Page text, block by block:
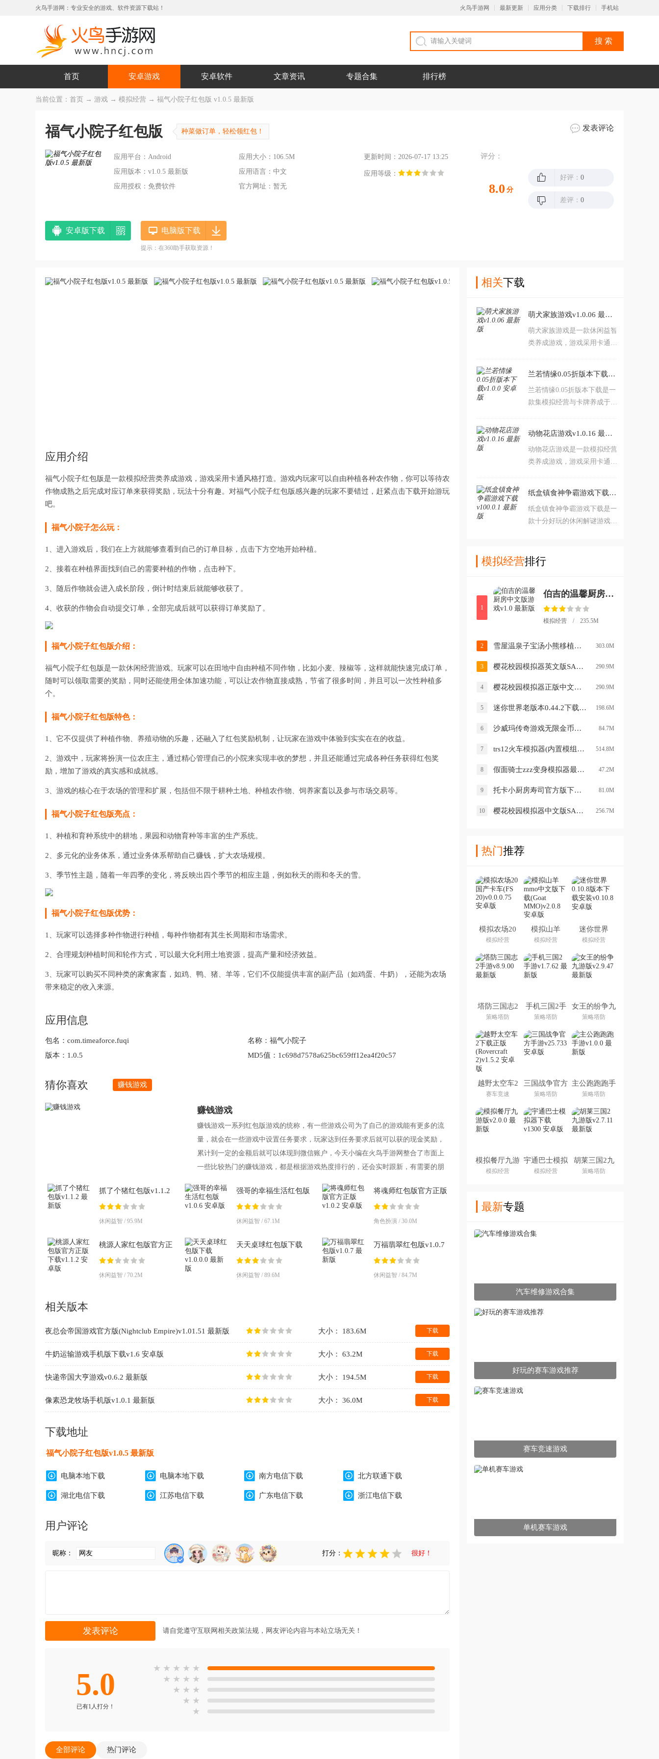
火鸟手游网：专业安全的游戏、软件资源下载站！ 火鸟手游网 最新更新 应用分类 下载排行 手机站
首页 安卓游戏 安卓软件 文章资讯 专题合集 排行榜
当前位置： 首页 → 游戏 → 模拟经营 → 福气小院子红包版 v1.0.5 最新版
福气小院子红包版 种菜做订单，轻松领红包！ 发表评论
应用平台：Android 应用大小：106.5M
更新时间：2026-07-17 13:25
应用版本：v1.0.5 最新版
应用语言：中文
应用等级：
应用授权：免费软件
官方网址：暂无
评分：
8.0 分
好评： 0
差评： 0
安卓版下载 电脑版下载
提示：在360助手获取资源！
应用介绍
福气小院子红包版是一款模拟经营类养成游戏，游戏采用卡通风格打造。游戏内玩家可以自由种植各种农作物，你可以等待农
作物成熟之后完成对应订单来获得奖励，玩法十分有趣。对福气小院子红包版感兴趣的玩家不要错过，赶紧点击下载开始游玩
吧。
福气小院子怎么玩：
1、进入游戏后，我们在上方就能够查看到自己的订单目标，点击下方空地开始种植。
2、接着在种植界面找到自己的需要种植的作物，点击种下。
3、随后作物就会进入成长阶段，倒计时结束后就能够收获了。
4、收获的作物会自动提交订单，全部完成后就可以获得订单奖励了。
福气小院子红包版介绍：
福气小院子红包版是一款休闲经营游戏。玩家可以在⽥地中⾃由种植不同作物，⽐如⼩⻨、辣椒等，这样就能快速完成订单，
随时可以领取需要的奖励，同时还能使⽤全体加速功能，可以让农作物直接成熟，节省了很多时间，并且可以⼀次性种植多
个。
福气小院子红包版特色：
1、它不仅提供了种植作物、养殖动物的乐趣，还融入了红包奖励机制，让玩家在游戏中体验到实实在在的收益。
2、游戏中，玩家将扮演一位农庄主，通过精心管理自己的小院来实现丰收的梦想，并且还能通过完成各种任务获得红包奖
励，增加了游戏的真实感和成就感。
3、游戏的核心在于农场的管理和扩展，包括但不限于耕种土地、种植农作物、饲养家畜以及参与市场交易等。
福气小院子红包版亮点：
1、种植和育种系统中的耕地，果园和动物育种等丰富的生产系统。
2、多元化的业务体系，通过业务体系帮助自己赚钱，扩大农场规模。
3、季节性主题，随着一年四季的变化，将反映出四个季节的相应主题，例如秋天的雨和冬天的雪。
福气小院子红包版优势：
1、玩家可以选择多种作物进行种植，每种作物都有其生长周期和市场需求。
2、合理规划种植时间和轮作方式，可以最大化利用土地资源，提高产量和经济效益。
3、玩家可以购买不同种类的家禽家畜，如鸡、鸭、猪、羊等，它们不仅能提供丰富的副产品（如鸡蛋、牛奶），还能为农场
带来稳定的收入来源。
应用信息
包名： com.timeaforce.fuqi 名称： 福气小院子
版本： 1.0.5 MD5值： 1c698d7578a625bc659ff12ea4f20c57
猜你喜欢 赚钱游戏
赚钱游戏
赚钱游戏一系列红包版游戏的统称，有一些游戏公司为了自己的游戏能有更多的流
量，就会在一些游戏中设置任务要求，玩家达到任务要求后就可以获的现金奖励，
累计到一定的金额后就可以体现到微信账户，今天小编在火鸟手游网整合了市面上
一些比较热门的赚钱游戏，都是根据游戏热度排行的，还会实时跟新，有需要的朋
抓了个猪红包版v1.1.2
最新版
休闲益智 / 95.9M
强哥的幸福生活红包版
v1.0.6 安卓版
休闲益智 / 67.1M
将魂师红包版官方正版
v1.0.2 安卓版
角色扮演 / 30.0M
桃源人家红包版官方正
版下载v1.1.2 安卓版
休闲益智 / 70.2M
天天桌球红包版下载
v1.0.0.0 最新版
休闲益智 / 89.6M
万福翡翠红包版v1.0.7
最新版
休闲益智 / 84.7M
相关版本
夜总会帝国游戏官方版(Nightclub Empire)v1.01.51 最新版 大小： 183.6M 下载
牛奶运输游戏手机版下载v1.6 安卓版 大小： 63.2M 下载
快递帝国大亨游戏v0.6.2 最新版 大小： 194.5M 下载
像素恐龙牧场手机版v1.0.1 最新版 大小： 36.0M 下载
下载地址
福气小院子红包版v1.0.5 最新版
电脑本地下载 电脑本地下载 南方电信下载 北方联通下载
湖北电信下载 江苏电信下载 广东电信下载 浙江电信下载
用户评论
昵称： 打分： 很好！
请自觉遵守互联网相关政策法规，网友评论内容与本站立场无关！
5.0
已有1人打分！
★ ★ ★ ★ ★
★ ★ ★ ★
★ ★ ★
★ ★
★
全部评论 热门评论
相关下载
萌犬家族游戏v1.0.06 最新版
萌犬家族游戏是一款休闲益智
类养成游戏，游戏采用卡通风
以见到各种不同类型的汪星
人，你需要负责照顾它们，陪
伴它们玩耍。对萌犬家族游戏
点击下载开始游玩吧。
兰若情缘0.05折版本下载v1.0.0 安卓版
兰若情缘0.05折版本下载是一
款集模拟经营与卡牌养成于一
暴富的高富帅，游戏中，你将
亲手打造人气女主播直播间，
运用智慧与魅力结识各色佳
逐步养成顶级卡牌阵容。从零
载体验吧。
动物花店游戏v1.0.16 最新版
动物花店游戏是一款模拟经营
类养成游戏，游戏采用卡通风
在这里你可以自由种植培养各
种花朵，将整个小镇打造得更
加亮眼。对动物花店游戏感兴
纸盒镇食神争霸游戏下载v100.0.1 最新版
纸盒镇食神争霸游戏下载是一
款十分好玩的休闲解谜游戏。
谐幽默。玩家可以获得很好的
场食神争霸赛，玩家为了成为
厨神而要冲制作美食开始，游
戏中还有非常多有意思的剧
模拟经营排行
1
伯吉的温馨厨房中文版游戏v1.0 最新版
模拟经营 / 235.5M
2 雪屋温泉子宝汤小熊移植下载v1.0.8 手机版 303.0M
3 樱花校园模拟器英文版SAKURA SchoolSimulatorv1.041.11 安卓版 290.9M
4 樱花校园模拟器正版中文无广告版(SAKURA SchoolSimulator)v1.041.11 安卓版 290.9M
5 迷你世界老版本0.44.2下载安装v0.44.2 历史旧版 198.6M
6 沙威玛传奇游戏无限金币官方正版v1.0.30 最新版 84.7M
7 trs12火车模拟器(内置模组)(LXF模拟火车12)v1.3.9 最新版 514.8M
8 假面骑士zzz变身模拟器最新版(ZeZzCapsems SIM)v2.9.21 安卓版 47.2M
9 托卡小厨房寿司官方版下载v2.1 安卓版 81.0M
10 樱花校园模拟器中文版SAKURA SchoolSimulatorv1.039.99 安卓版 256.7M
热门推荐
模拟农场20
国产卡车(FS
20)
模拟经营
模拟山羊
mmo中文版
下载(Goat
MMO)
模拟经营
迷你世界
0.10.8版本下
载安装
模拟经营
塔防三国志2
手游
策略塔防
手机三国2手
游
策略塔防
女王的纷争九
游版
策略塔防
越野太空车2
下载正版
(Rovercraft 2)
赛车竞速
三国战争官方
手游
策略塔防
主公跑跑跑手
游
策略塔防
模拟餐厅九游
版
模拟经营
宇通巴士模拟
器下载
模拟经营
胡莱三国2九
游版
策略塔防
最新专题
汽车维修游戏合集
好玩的赛车游戏推荐
赛车竞速游戏
单机赛车游戏